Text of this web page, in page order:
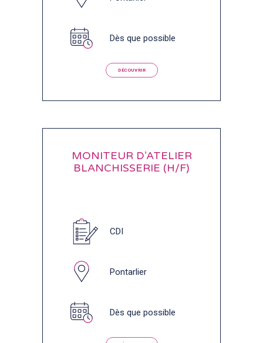
Dès que possible
DÉCOUVRIR
MONITEUR D’ATELIER
BLANCHISSERIE (H/F)
CDI
Pontarlier
Dès que possible